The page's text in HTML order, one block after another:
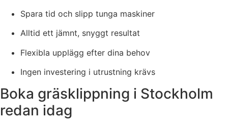
Spara tid och slipp tunga maskiner
Alltid ett jämnt, snyggt resultat
Flexibla upplägg efter dina behov
Ingen investering i utrustning krävs
Boka gräsklippning i Stockholm
redan idag